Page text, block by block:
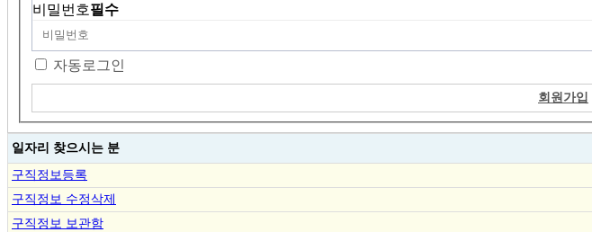
비밀번호필수
자동로그인
회원가입
일자리 찾으시는 분
구직정보등록
구직정보 수정삭제
구직정보 보관함